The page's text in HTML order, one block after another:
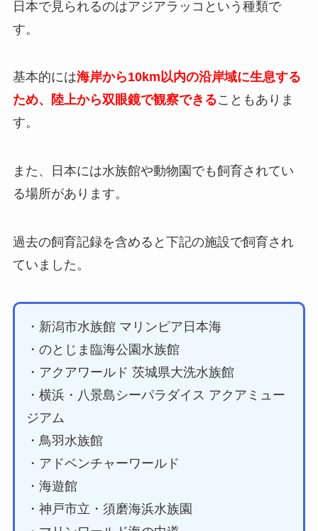
日本で見られるのはアジアラッコという種類で
す。
基本的には海岸から10km以内の沿岸域に生息する
ため、陸上から双眼鏡で観察できることもありま
す。
また、日本には水族館や動物園でも飼育されてい
る場所があります。
過去の飼育記録を含めると下記の施設で飼育され
ていました。
・新潟市水族館 マリンピア日本海
・のとじま臨海公園水族館
・アクアワールド 茨城県大洗水族館
・横浜・八景島シーパラダイス アクアミュー
ジアム
・鳥羽水族館
・アドベンチャーワールド
・海遊館
・神戸市立・須磨海浜水族園